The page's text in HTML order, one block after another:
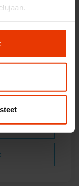
sopivan